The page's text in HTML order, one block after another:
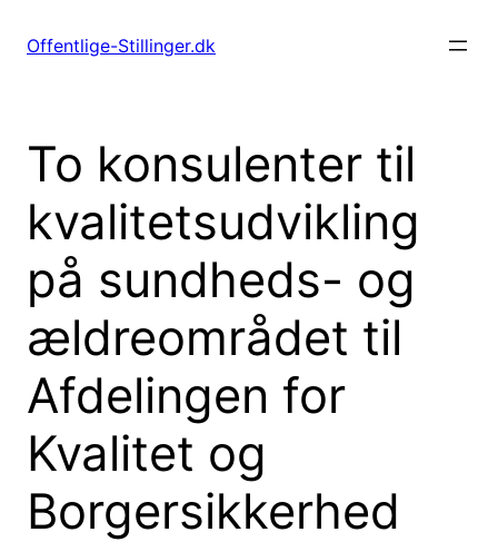
Offentlige-Stillinger.dk
To konsulenter til
kvalitetsudvikling
på sundheds- og
ældreområdet til
Afdelingen for
Kvalitet og
Borgersikkerhed